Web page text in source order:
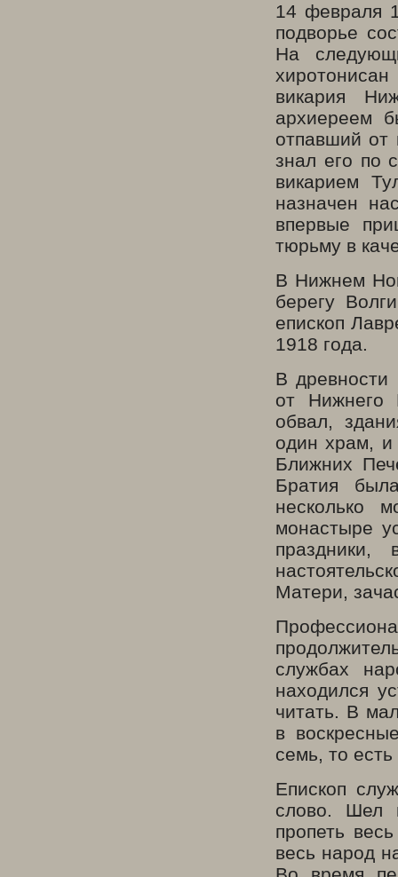
14 февраля
подворье
На
викария
архиереем
отпавший от
знал его по
викарием
назначен
впервые
тюрьму в
В Нижнем
берегу
епископ
1918 года.
В древности
от Нижнего
обвал,
один храм, и
Ближних
Братия
несколько
монастыре
Матери,
службах
находился
читать. В
в
семь, то
Епископ
слово. Шел
пропеть
весь народ